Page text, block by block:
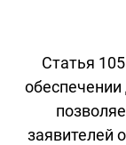
Статья
обеспечении
заявителей